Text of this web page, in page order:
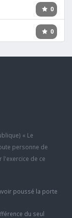
0
0
« Le
personne de
l'exercice de ce
poussé la porte
du seul